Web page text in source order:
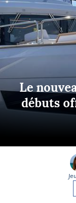
Le
débuts